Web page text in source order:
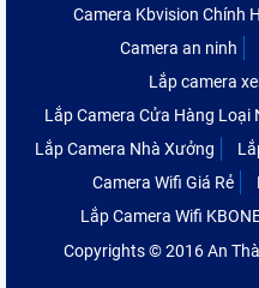
Camera Kbvision Chính
Camera an ninh
Lắp camera
Lắp Camera Cửa Hàng Loại
Lắp Camera Nhà Xưởng
Camera Wifi Giá Rẻ
Lắp Camera Wifi
Copyrights © 2016 An